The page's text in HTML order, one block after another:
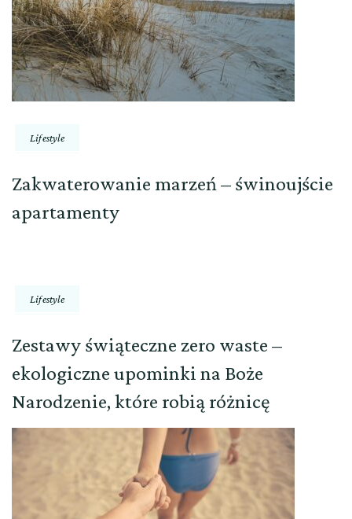
Lifestyle
Zakwaterowanie marzeń – świnoujście
apartamenty
Lifestyle
Zestawy świąteczne zero waste –
ekologiczne upominki na Boże
Narodzenie, które robią różnicę